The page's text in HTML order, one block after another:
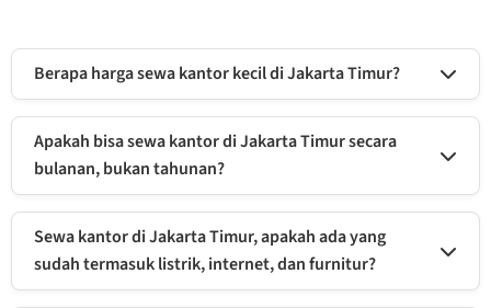
Berapa harga sewa kantor kecil di Jakarta Timur?
Rawamangun, tersedia private office full-furnished dengan lokasi
prestisius mulai dari Rp800 ribuan/pax per bulan.
Apakah bisa sewa kantor di Jakarta Timur secara
bulanan, bukan tahunan?
sewa bulanan maupun tahunan untuk mendukung pertumbuhan bisnis
Anda tanpa komitmen jangka panjang yang memberatkan.
Sewa kantor di Jakarta Timur, apakah ada yang
sudah termasuk listrik, internet, dan furnitur?